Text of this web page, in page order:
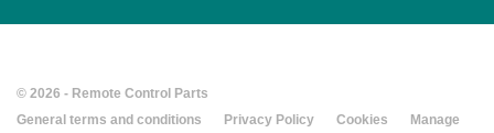
© 2026 - Remote Control Parts
General terms and conditions
Privacy Policy Cookies Manage